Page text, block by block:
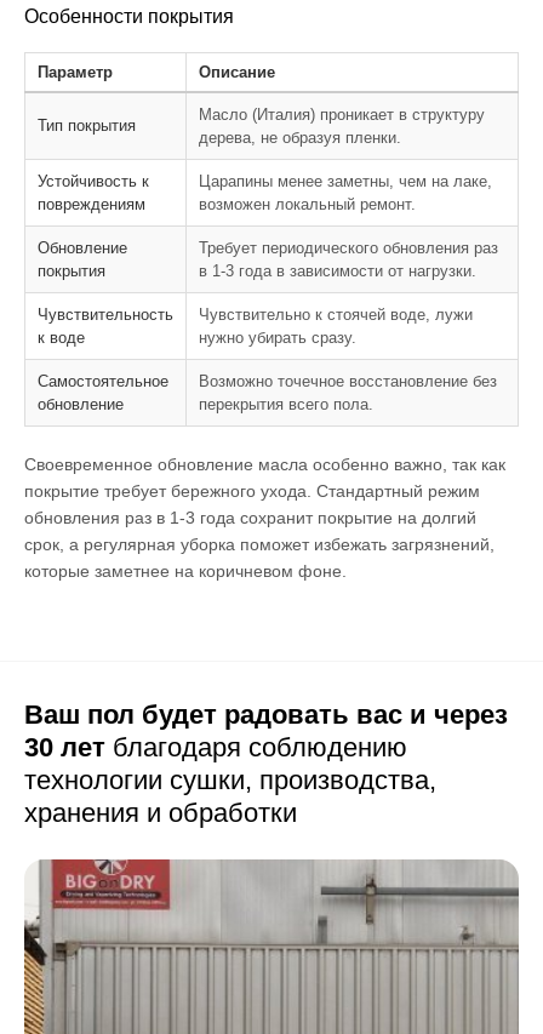
Особенности покрытия
Параметр Описание
Тип покрытия
Масло (Италия) проникает в структуру
дерева, не образуя пленки.
Устойчивость к
повреждениям
Царапины менее заметны, чем на лаке,
возможен локальный ремонт.
Обновление
покрытия
Требует периодического обновления раз
в 1-3 года в зависимости от нагрузки.
Чувствительность
к воде
Чувствительно к стоячей воде, лужи
нужно убирать сразу.
Самостоятельное
обновление
Возможно точечное восстановление без
перекрытия всего пола.
Своевременное обновление масла особенно важно, так как
покрытие требует бережного ухода. Стандартный режим
обновления раз в 1-3 года сохранит покрытие на долгий
срок, а регулярная уборка поможет избежать загрязнений,
которые заметнее на коричневом фоне.
Ваш пол будет радовать вас и через
30 лет благодаря соблюдению
технологии сушки, производства,
хранения и обработки